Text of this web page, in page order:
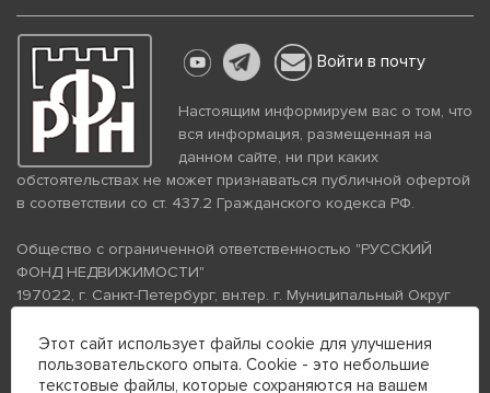
Войти в почту
Настоящим информируем вас о том, что
вся информация, размещенная на
данном сайте, ни при каких
обстоятельствах не может признаваться публичной офертой
в соответствии со ст. 437.2 Гражданского кодекса РФ.
Общество с ограниченной ответственностью "РУССКИЙ
ФОНД НЕДВИЖИМОСТИ"
197022, г. Санкт-Петербург, вн.тер. г. Муниципальный Округ
помещение 26Н, комната 103
ИНН 7813672570 КПП 781301001 ОГРН 1237800058870
Политика конфиденциальности
Политика обработки
Этот сайт использует файлы cookie для улучшения
пользовательского опыта. Cookie - это небольшие
текстовые файлы, которые сохраняются на вашем